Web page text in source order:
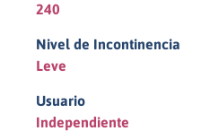
240
Nivel de Incontinencia
Leve
Usuario
Independiente